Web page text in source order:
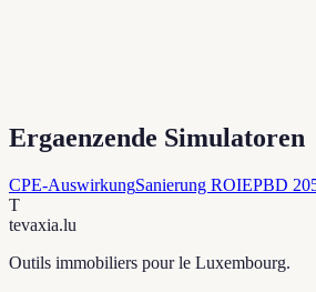
Ergaenzende Simulatoren
CPE-AuswirkungSanierung ROIEPBD
T
tevaxia.lu
Outils immobiliers pour le Luxembourg.